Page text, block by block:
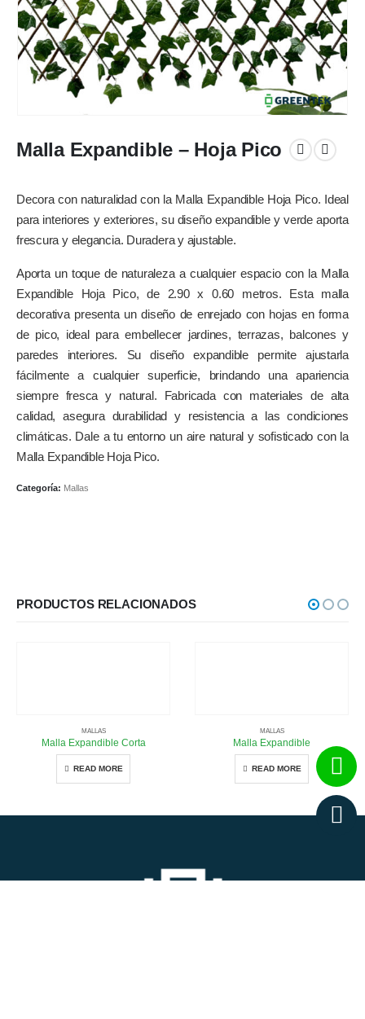
Malla Expandible – Hoja Pico
Decora con naturalidad con la Malla Expandible Hoja Pico. Ideal
para interiores y exteriores, su diseño expandible y verde aporta
frescura y elegancia. Duradera y ajustable.
Aporta un toque de naturaleza a cualquier espacio con la Malla
Expandible Hoja Pico, de 2.90 x 0.60 metros. Esta malla
decorativa presenta un diseño de enrejado con hojas en forma
de pico, ideal para embellecer jardines, terrazas, balcones y
paredes interiores. Su diseño expandible permite ajustarla
fácilmente a cualquier superficie, brindando una apariencia
siempre fresca y natural. Fabricada con materiales de alta
calidad, asegura durabilidad y resistencia a las condiciones
climáticas. Dale a tu entorno un aire natural y sofisticado con la
Malla Expandible Hoja Pico.
Categoría: Mallas
PRODUCTOS RELACIONADOS
MALLAS
Malla Expandible Corta
READ MORE
MALLAS
Malla Expandible
READ MORE